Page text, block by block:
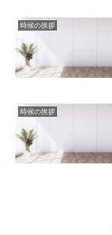
時候の挨拶
時候の挨拶